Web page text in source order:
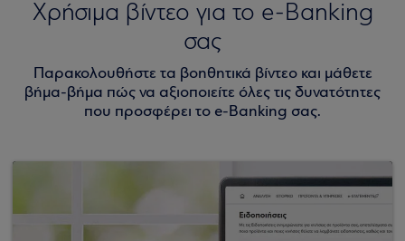
Χρήσιμα βίντεο για το e-Banking
σας
Παρακολουθήστε τα βοηθητικά βίντεο και μάθετε
βήμα-βήμα πώς να αξιοποιείτε όλες τις δυνατότητες
που προσφέρει το e-Banking σας.